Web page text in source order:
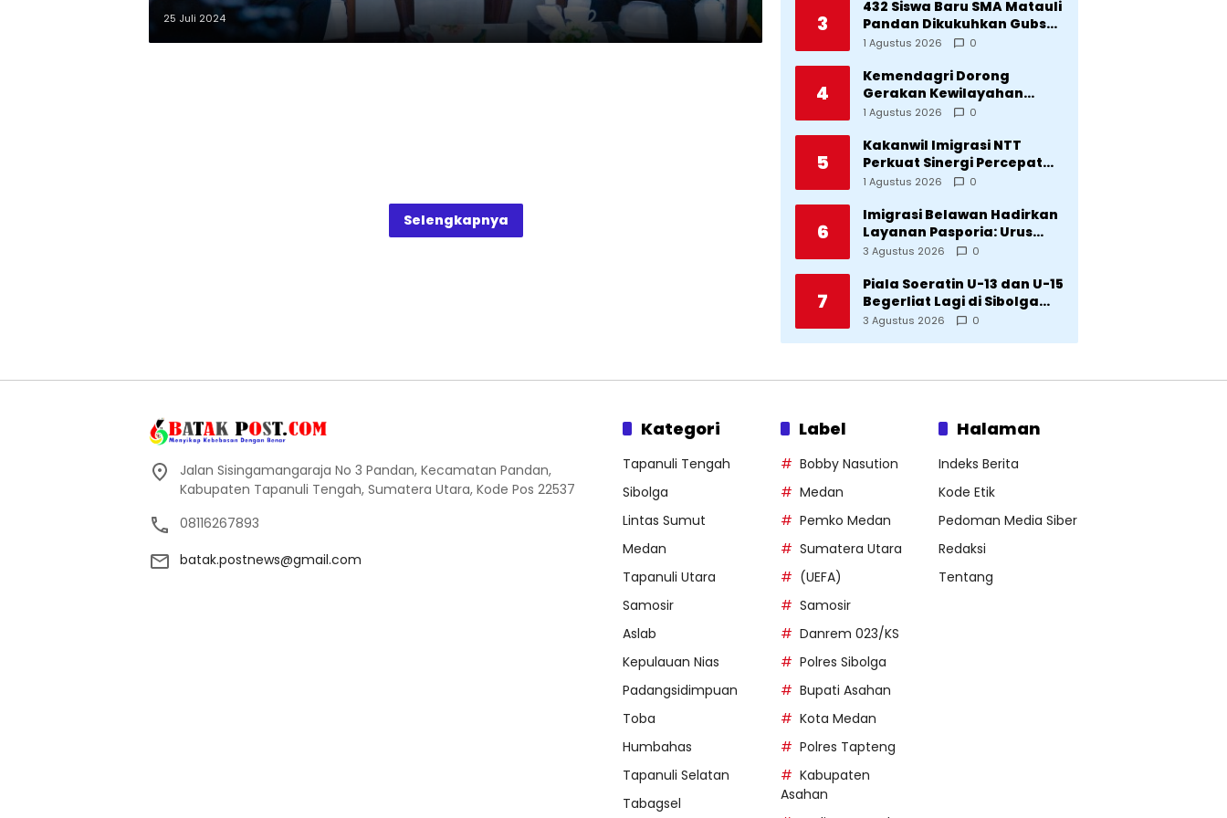
25 Juli 2024
Selengkapnya
Bencana
3
432 Siswa Baru SMA Matauli
Pandan Dikukuhkan Gubsu:
32 Tahun Matauli Cetak
1 Agustus 2026 0
4
Kemendagri Dorong
Gerakan Kewilayahan
Lawan Tuberkulosis
1 Agustus 2026 0
5
Kakanwil Imigrasi NTT
Perkuat Sinergi Percepat
Pembentukan Kantor
1 Agustus 2026 0
6
Imigrasi Belawan Hadirkan
Layanan Pasporia: Urus
Paspor di Hari Libur
3 Agustus 2026 0
7
Piala Soeratin U-13 dan U-15
Begerliat Lagi di Sibolga
Setelah Stadion Horas
3 Agustus 2026 0
Jalan Sisingamangaraja No 3 Pandan, Kecamatan Pandan,
Kabupaten Tapanuli Tengah, Sumatera Utara, Kode Pos 22537
08116267893
batak.postnews@gmail.com
Kategori
Tapanuli Tengah
Sibolga
Lintas Sumut
Medan
Tapanuli Utara
Samosir
Aslab
Kepulauan Nias
Padangsidimpuan
Toba
Humbahas
Tapanuli Selatan
Tabagsel
Label
Bobby Nasution
Medan
Pemko Medan
Sumatera Utara
(UEFA)
Samosir
Danrem 023/KS
Polres Sibolga
Bupati Asahan
Kota Medan
Polres Tapteng
Kabupaten
Asahan
Halaman
Indeks Berita
Kode Etik
Pedoman Media Siber
Redaksi
Tentang